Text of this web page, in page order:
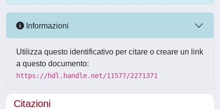
Informazioni
Utilizza questo identificativo per citare o creare un link
a questo documento:
https://hdl.handle.net/11577/2271371
Citazioni